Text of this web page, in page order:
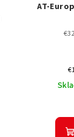
AT-Europe: Carrara